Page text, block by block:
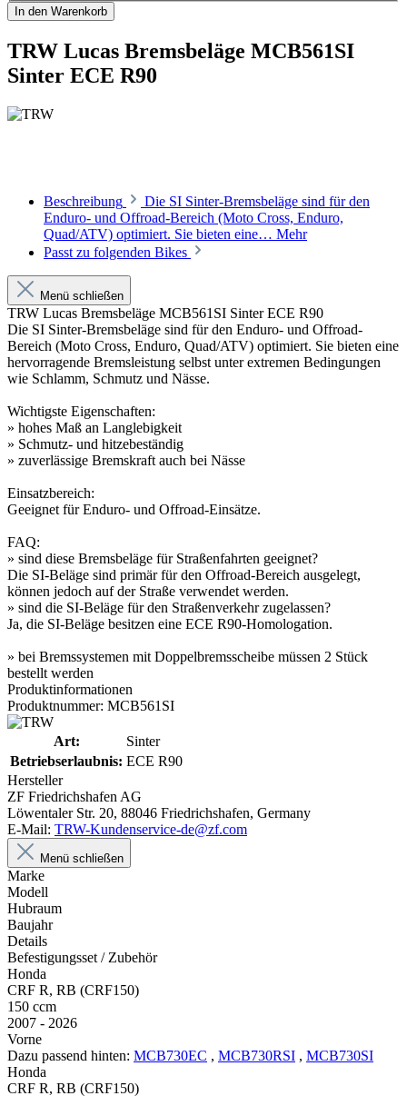
In den Warenkorb
TRW Lucas Bremsbeläge MCB561SI
Sinter ECE R90
Beschreibung
Die SI Sinter-Bremsbeläge sind für den
Enduro- und Offroad-Bereich (Moto Cross, Enduro,
Quad/ATV) optimiert. Sie bieten eine… Mehr
Passt zu folgenden Bikes
Menü schließen
TRW Lucas Bremsbeläge MCB561SI Sinter ECE R90
Die SI Sinter-Bremsbeläge sind für den Enduro- und Offroad-
Bereich (Moto Cross, Enduro, Quad/ATV) optimiert. Sie bieten eine
hervorragende Bremsleistung selbst unter extremen Bedingungen
wie Schlamm, Schmutz und Nässe.
Wichtigste Eigenschaften:
» hohes Maß an Langlebigkeit
» Schmutz- und hitzebeständig
» zuverlässige Bremskraft auch bei Nässe
Einsatzbereich:
Geeignet für Enduro- und Offroad-Einsätze.
FAQ:
» sind diese Bremsbeläge für Straßenfahrten geeignet?
Die SI-Beläge sind primär für den Offroad-Bereich ausgelegt,
können jedoch auf der Straße verwendet werden.
» sind die SI-Beläge für den Straßenverkehr zugelassen?
Ja, die SI-Beläge besitzen eine ECE R90-Homologation.
» bei Bremssystemen mit Doppelbremsscheibe müssen 2 Stück
bestellt werden
Produktinformationen
Produktnummer: MCB561SI
Art:
Sinter
Betriebserlaubnis: ECE R90
Hersteller
ZF Friedrichshafen AG
Löwentaler Str. 20, 88046 Friedrichshafen, Germany
E-Mail: TRW-Kundenservice-de@zf.com
Menü schließen
Marke
Modell
Hubraum
Baujahr
Details
Befestigungsset / Zubehör
Honda
CRF R, RB (CRF150)
150 ccm
2007 - 2026
Vorne
Dazu passend hinten: MCB730EC , MCB730RSI , MCB730SI
Honda
CRF R, RB (CRF150)